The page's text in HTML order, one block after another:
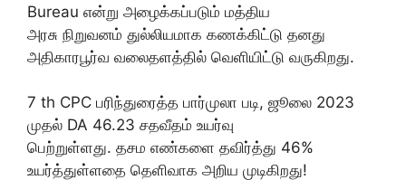
Bureau என்று அழைக்கப்படும் மத்திய
அரசு நிறுவனம் துல்லியமாக கணக்கிட்டு தனது
அதிகாரபூர்வ வலைதளத்தில் வெளியிட்டு வருகிறது.
7 th CPC பரிந்துரைத்த பார்முலா படி, ஜூலை 2023
முதல் DA 46.23 சதவீதம் உயர்வு
பெற்றுள்ளது. தசம எண்களை தவிர்த்து 46%
உயர்த்துள்ளதை தெளிவாக அறிய முடிகிறது!